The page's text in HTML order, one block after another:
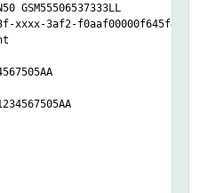
3af2-f0aaf00000f645f4